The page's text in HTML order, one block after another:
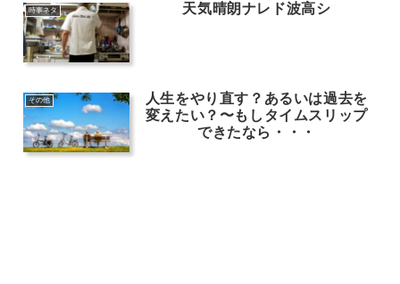
時事ネタ 天気晴朗ナレド波高シ
その他
人生をやり直す？あるいは過去を
変えたい？〜もしタイムスリップ
できたなら・・・